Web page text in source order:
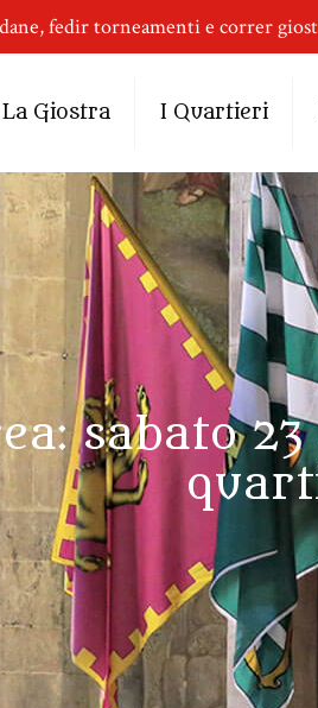
fedir torneamenti e correr
La Giostra I Quartieri
sabato